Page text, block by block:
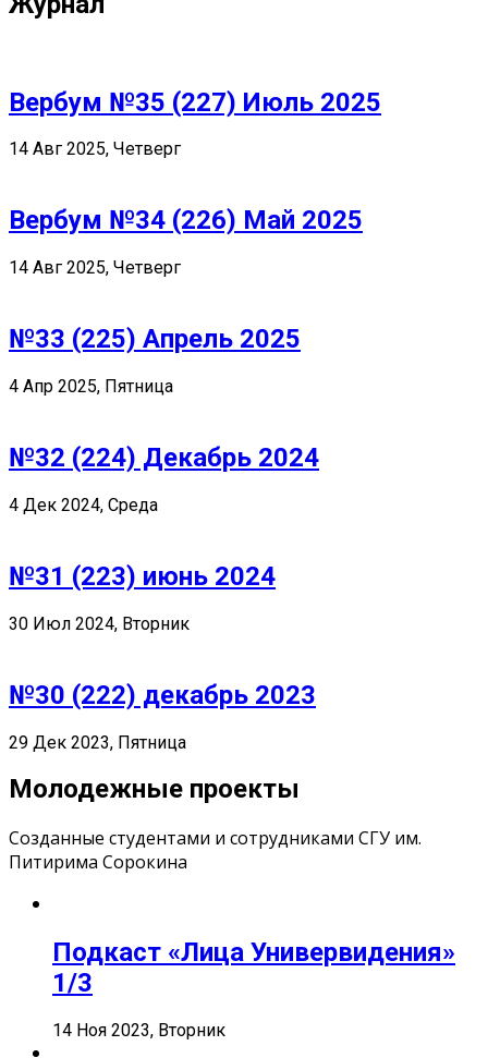
Вербум №35 (227) Июль 2025
14 Авг 2025, Четверг
Вербум №34 (226) Май 2025
14 Авг 2025, Четверг
№33 (225) Апрель 2025
4 Апр 2025, Пятница
№32 (224) Декабрь 2024
4 Дек 2024, Среда
№31 (223) июнь 2024
30 Июл 2024, Вторник
№30 (222) декабрь 2023
29 Дек 2023, Пятница
Молодежные проекты
Созданные студентами и сотрудниками СГУ им.
Питирима Сорокина
Подкаст «Лица Универвидения»
1/3
14 Ноя 2023, Вторник